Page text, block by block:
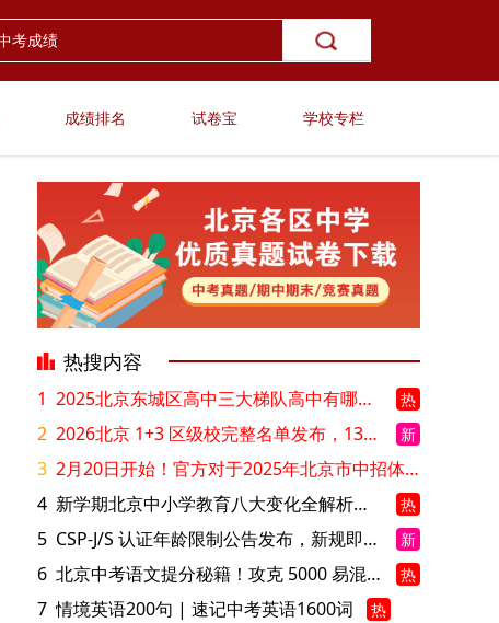
成绩排名 试卷宝 学校专栏
热搜内容
1 2025北京东城区高中三大梯队高中有哪些？录取分数线是多少？ 热
2 2026北京 1+3 区级校完整名单发布，13549 个名额该如何规划报考？ 新
3
2月20日开始！官方对于2025年北京市中招体检问题解答！
4
新学期北京中小学教育八大变化全解析：学位、政策、教学等方面迎新变革 热
5 CSP-J/S 认证年龄限制公告发布，新规即日起实施！ 新
6 北京中考语文提分秘籍！攻克 5000 易混易错字 热
7 情境英语200句 | 速记中考英语1600词 热